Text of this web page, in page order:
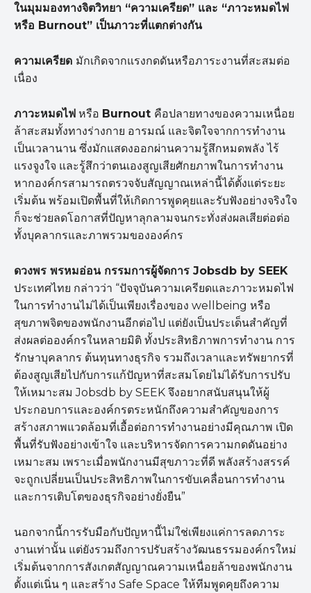
ในมุมมองทางจิตวิทยา “ความเครียด” และ “ภาวะหมดไฟ
หรือ Burnout” เป็นภาวะที่แตกต่างกัน
ความเครียด มักเกิดจากแรงกดดันหรือภาระงานที่สะสมต่อ
เนื่อง
ภาวะหมดไฟ หรือ Burnout คือปลายทางของความเหนื่อย
ล้าสะสมทั้งทางร่างกาย อารมณ์ และจิตใจจากการทำงาน
เป็นเวลานาน ซึ่งมักแสดงออกผ่านความรู้สึกหมดพลัง ไร้
แรงจูงใจ และรู้สึกว่าตนเองสูญเสียศักยภาพในการทำงาน
หากองค์กรสามารถตรวจจับสัญญาณเหล่านี้ได้ตั้งแต่ระยะ
เริ่มต้น พร้อมเปิดพื้นที่ให้เกิดการพูดคุยและรับฟังอย่างจริงใจ
ก็จะช่วยลดโอกาสที่ปัญหาลุกลามจนกระทั่งส่งผลเสียต่อต่อ
ทั้งบุคลากรและภาพรวมขององค์กร
ดวงพร พรหมอ่อน กรรมการผู้จัดการ Jobsdb by SEEK
ประเทศไทย กล่าวว่า “ปัจจุบันความเครียดและภาวะหมดไฟ
ในการทำงานไม่ได้เป็นเพียงเรื่องของ wellbeing หรือ
สุขภาพจิตของพนักงานอีกต่อไป แต่ยังเป็นประเด็นสำคัญที่
ส่งผลต่อองค์กรในหลายมิติ ทั้งประสิทธิภาพการทำงาน การ
รักษาบุคลากร ต้นทุนทางธุรกิจ รวมถึงเวลาและทรัพยากรที่
ต้องสูญเสียไปกับการแก้ปัญหาที่สะสมโดยไม่ได้รับการปรับ
ให้เหมาะสม Jobsdb by SEEK จึงอยากสนับสนุนให้ผู้
ประกอบการและองค์กรตระหนักถึงความสำคัญของการ
สร้างสภาพแวดล้อมที่เอื้อต่อการทำงานอย่างมีคุณภาพ เปิด
พื้นที่รับฟังอย่างเข้าใจ และบริหารจัดการความกดดันอย่าง
เหมาะสม เพราะเมื่อพนักงานมีสุขภาวะที่ดี พลังสร้างสรรค์
จะถูกเปลี่ยนเป็นประสิทธิภาพในการขับเคลื่อนการทำงาน
และการเติบโตของธุรกิจอย่างยั่งยืน”
นอกจากนี้การรับมือกับปัญหานี้ไม่ใช่เพียงแค่การลดภาระ
งานเท่านั้น แต่ยังรวมถึงการปรับสร้างวัฒนธรรมองค์กรใหม่
เริ่มต้นจากการสังเกตสัญญาณความเหนื่อยล้าของพนักงาน
ตั้งแต่เนิ่น ๆ และสร้าง Safe Space ให้ทีมพูดคุยถึงความ